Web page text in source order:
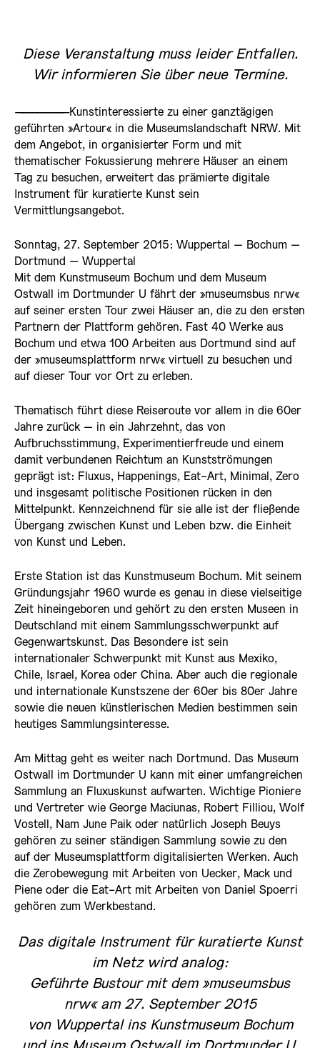
Diese Veranstaltung muss leider Entfallen.
Wir informieren Sie über neue Termine.
——————————Kunstinteressierte zu einer ganztägigen
geführten »Artour« in die Museumslandschaft NRW. Mit
dem Angebot, in organisierter Form und mit
thematischer Fokussierung mehrere Häuser an einem
Tag zu besuchen, erweitert das prämierte digitale
Instrument für kuratierte Kunst sein
Vermittlungsangebot.
Sonntag, 27. September 2015: Wuppertal – Bochum –
Dortmund – Wuppertal
Mit dem Kunstmuseum Bochum und dem Museum
Ostwall im Dortmunder U fährt der »museumsbus nrw«
auf seiner ersten Tour zwei Häuser an, die zu den ersten
Partnern der Plattform gehören. Fast 40 Werke aus
Bochum und etwa 100 Arbeiten aus Dortmund sind auf
der »museumsplattform nrw« virtuell zu besuchen und
auf dieser Tour vor Ort zu erleben.
Thematisch führt diese Reiseroute vor allem in die 60er
Jahre zurück – in ein Jahrzehnt, das von
Aufbruchsstimmung, Experimentierfreude und einem
damit verbundenen Reichtum an Kunstströmungen
geprägt ist: Fluxus, Happenings, Eat-Art, Minimal, Zero
und insgesamt politische Positionen rücken in den
Mittelpunkt. Kennzeichnend für sie alle ist der fließende
Übergang zwischen Kunst und Leben bzw. die Einheit
von Kunst und Leben.
Erste Station ist das Kunstmuseum Bochum. Mit seinem
Gründungsjahr 1960 wurde es genau in diese vielseitige
Zeit hineingeboren und gehört zu den ersten Museen in
Deutschland mit einem Sammlungsschwerpunkt auf
Gegenwartskunst. Das Besondere ist sein
internationaler Schwerpunkt mit Kunst aus Mexiko,
Chile, Israel, Korea oder China. Aber auch die regionale
und internationale Kunstszene der 60er bis 80er Jahre
sowie die neuen künstlerischen Medien bestimmen sein
heutiges Sammlungsinteresse.
Am Mittag geht es weiter nach Dortmund. Das Museum
Ostwall im Dortmunder U kann mit einer umfangreichen
Sammlung an Fluxuskunst aufwarten. Wichtige Pioniere
und Vertreter wie George Maciunas, Robert Filliou, Wolf
Vostell, Nam June Paik oder natürlich Joseph Beuys
gehören zu seiner ständigen Sammlung sowie zu den
auf der Museumsplattform digitalisierten Werken. Auch
die Zerobewegung mit Arbeiten von Uecker, Mack und
Piene oder die Eat-Art mit Arbeiten von Daniel Spoerri
gehören zum Werkbestand.
Das digitale Instrument für kuratierte Kunst
im Netz wird analog:
Geführte Bustour mit dem »museumsbus
nrw« am 27. September 2015
von Wuppertal ins Kunstmuseum Bochum